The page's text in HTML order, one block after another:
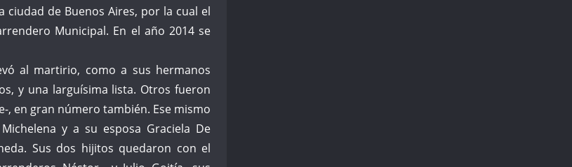
ciudad de Buenos Aires, por la cual el
Municipal. En el año 2014 se
al martirio, como a sus hermanos
y una larguísima lista. Otros fueron
, en gran número también. Ese mismo
y a su esposa Graciela De
Sus dos hijitos quedaron con el